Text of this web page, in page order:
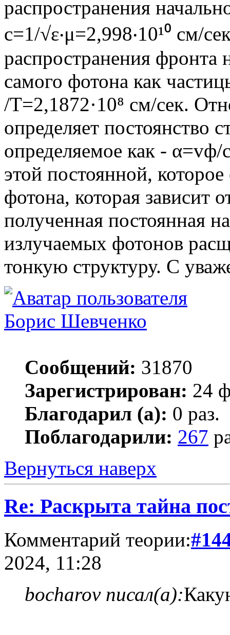
распространения
с=1/√ε‧μ=2,998‧10¹⁰ см/
распространения фронта
самого фотона как
/T=2,1872·10⁸ см/сек.
определяет постоянство
определяемое как -
этой постоянной,
фотона, которая зависит
полученная постоянная
излучаемых фотонов
тонкую структуру. С
Борис Шевченко
Сообщений: 31870
Зарегистрирован: 24
Благодарил (а): 0 раз.
Поблагодарили: 267
Вернуться наверх
Re: Раскрыта тайна
Комментарий теории:
2024, 11:28
bocharov писал(а):